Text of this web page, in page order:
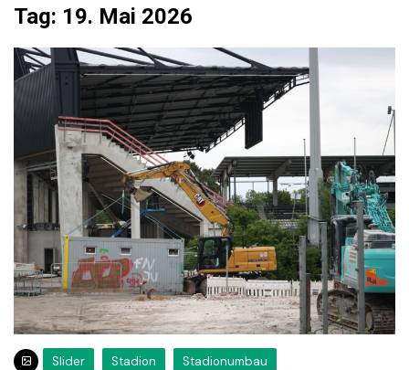
Tag: 19. Mai 2026
Slider Stadion Stadionumbau